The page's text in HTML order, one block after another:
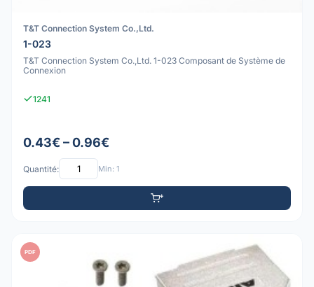
T&T Connection System Co.,Ltd.
1-023
T&T Connection System Co.,Ltd. 1-023 Composant de Système de
Connexion
1241
0.43€ – 0.96€
Quantité: Min: 1
PDF